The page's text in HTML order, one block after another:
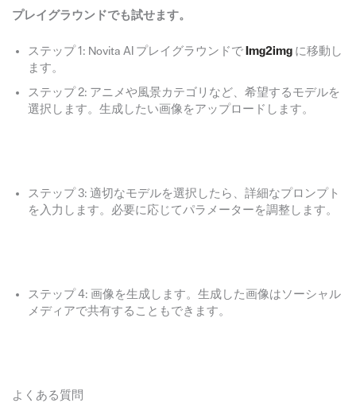
プレイグラウンドでも試せます。
ステップ 1: Novita AI プレイグラウンドで Img2imgに移動し
ます。
ステップ 2: アニメや風景カテゴリなど、希望するモデルを
選択します。生成したい画像をアップロードします。
ステップ 3: 適切なモデルを選択したら、詳細なプロンプト
を入力します。必要に応じてパラメーターを調整します。
ステップ 4: 画像を生成します。生成した画像はソーシャル
メディアで共有することもできます。
よくある質問